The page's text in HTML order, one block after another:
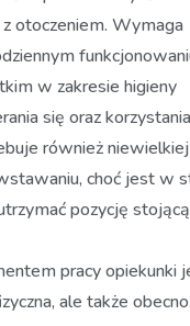
otoczeniem. Wymaga
w zakresie higieny
się oraz
również niewielkiej
choć jest w
pozycję
pracy opiekunki
ale także